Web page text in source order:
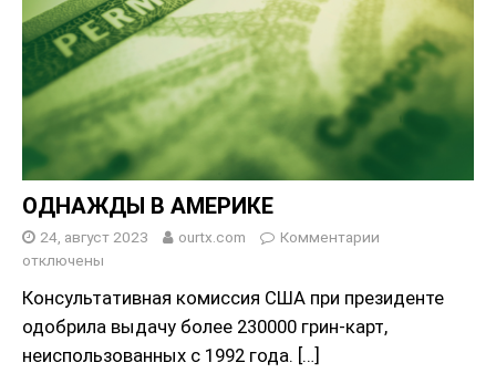
ОДНАЖДЫ В АМЕРИКЕ
24, август 2023 ourtx.com
Комментарии
отключены
Консультативная комиссия США при президенте
одобрила выдачу более 230000 грин-карт,
неиспользованных с 1992 года. […]